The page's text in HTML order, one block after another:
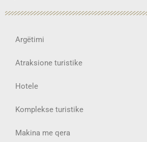
Argëtimi
Atraksione turistike
Hotele
Komplekse turistike
Makina me qera